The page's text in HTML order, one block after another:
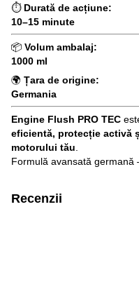
⏱ Durată de acțiune:
10–15 minute
📦 Volum ambalaj:
1000 ml
🌍 Țara de origine:
Germania
Engine Flush PRO TEC
eficientă, protecție activă
motorului tău
Formulă avansată germană
Recenzii